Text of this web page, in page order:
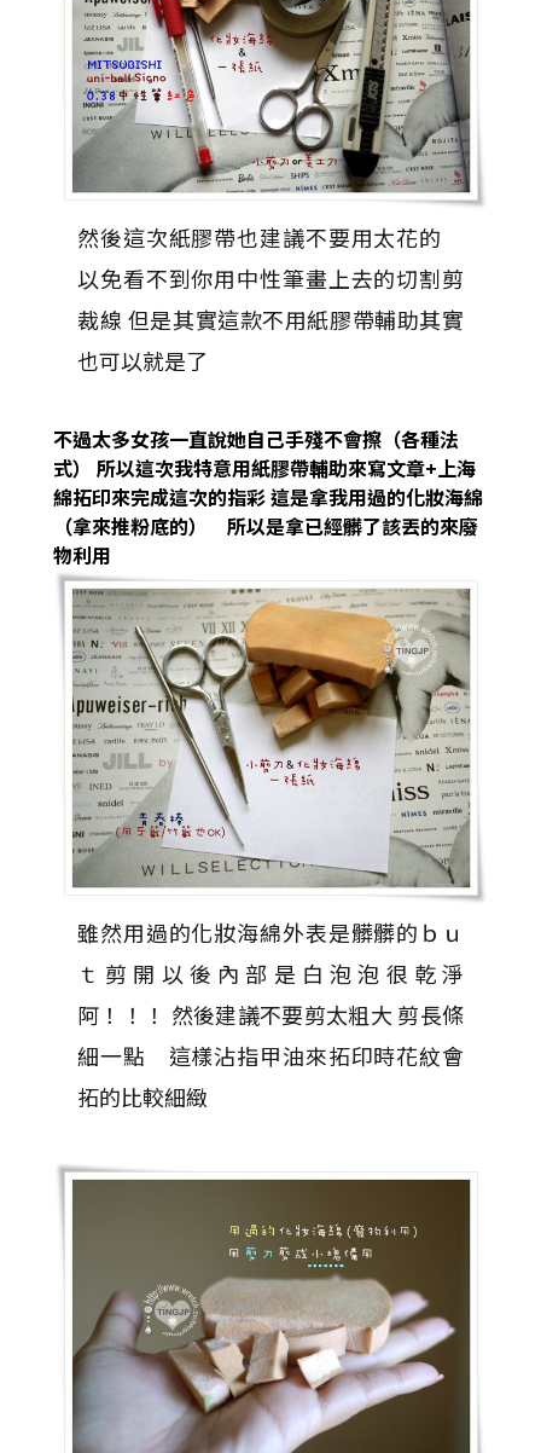
然後這次紙膠帶也建議不要用太花的
以免看不到你用中性筆畫上去的切割剪
裁線 但是其實這款不用紙膠帶輔助其實
也可以就是了
不過太多女孩一直說她自己手殘不會擦（各種法
式） 所以這次我特意用紙膠帶輔助來寫文章+上海
綿拓印來完成這次的指彩這是拿我用過的化妝海綿
（拿來推粉底的） 所以是拿已經髒了該丟的來廢
物利用
雖然用過的化妝海綿外表是髒髒的ｂｕ
ｔ剪開以後內部是白泡泡很乾淨
阿！！！ 然後建議不要剪太粗大 剪長條
細一點 這樣沾指甲油來拓印時花紋會
拓的比較細緻